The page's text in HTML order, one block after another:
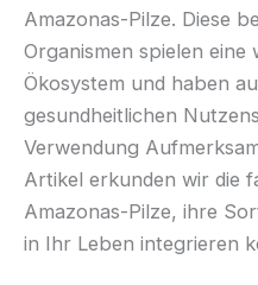
Amazonas-Pilze. Diese
Organismen spielen eine
Ökosystem und haben
gesundheitlichen
Verwendung
Artikel erkunden wir die
Amazonas-Pilze, ihre
in Ihr Leben integrieren